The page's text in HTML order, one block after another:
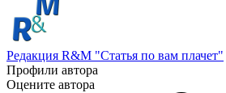
Редакция R&M "Статья по вам плачет"
Профили автора
Оцените автора